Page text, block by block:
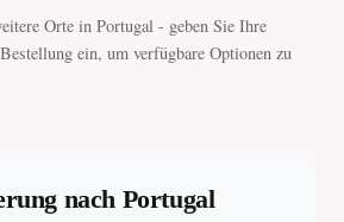
Orte in Portugal - geben Sie Ihre
ein, um verfügbare Optionen zu
nach Portugal